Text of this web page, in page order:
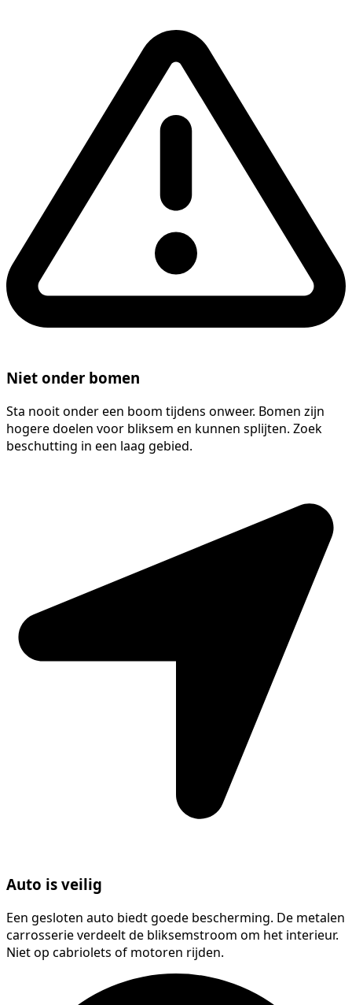
Niet onder bomen
Sta nooit onder een boom tijdens onweer. Bomen zijn
hogere doelen voor bliksem en kunnen splijten. Zoek
beschutting in een laag gebied.
Auto is veilig
Een gesloten auto biedt goede bescherming. De metalen
carrosserie verdeelt de bliksemstroom om het interieur.
Niet op cabriolets of motoren rijden.